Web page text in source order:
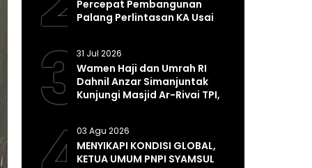
Percepat Pembangunan
Palang Perlintasan KA Usai
331 Jul 2026
Wamen Haji dan Umrah RI
Dahnil Anzar Simanjuntak
Kunjungi Masjid Ar-Rivai TPI,
03 Agu 2026
MENYIKAPI KONDISI GLOBAL,
KETUA UMUM PNPI SYAMSUL